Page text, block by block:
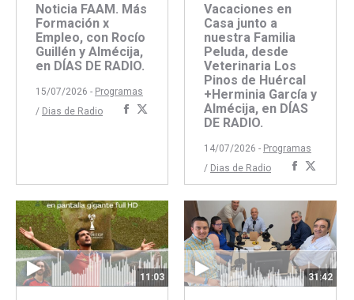
Noticia FAAM. Más
Formación x
Empleo, con Rocío
Guillén y Almécija,
en DÍAS DE RADIO.
15/07/2026 - Programas
/ Dias de Radio
Compartir
Vacaciones en
Casa junto a
nuestra Familia
Peluda, desde
Veterinaria Los
Pinos de Huércal
+Herminia García y
Almécija, en DÍAS
DE RADIO.
14/07/2026 - Programas
/ Dias de Radio
Compartir
concon
11:03 31:42